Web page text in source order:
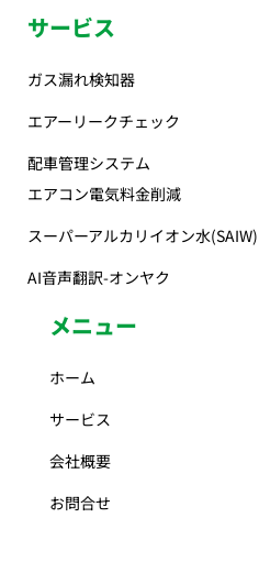
サービス
ガス漏れ検知器
エアーリークチェック
配車管理システム
エアコン電気料金削減
スーパーアルカリイオン水(SAIW)
AI音声翻訳-オンヤク
メニュー
ホーム
サービス
会社概要
お問合せ